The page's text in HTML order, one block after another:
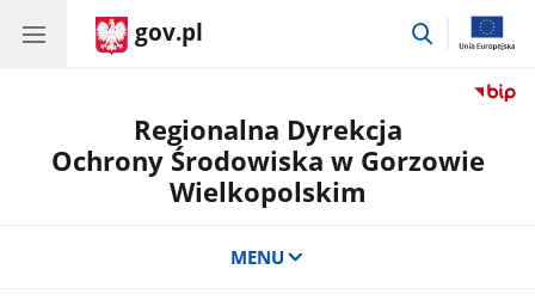
gov.pl
przejdź
Regionalna Dyrekcja
Ochrony Środowiska w Gorzowie
Wielkopolskim
MENU